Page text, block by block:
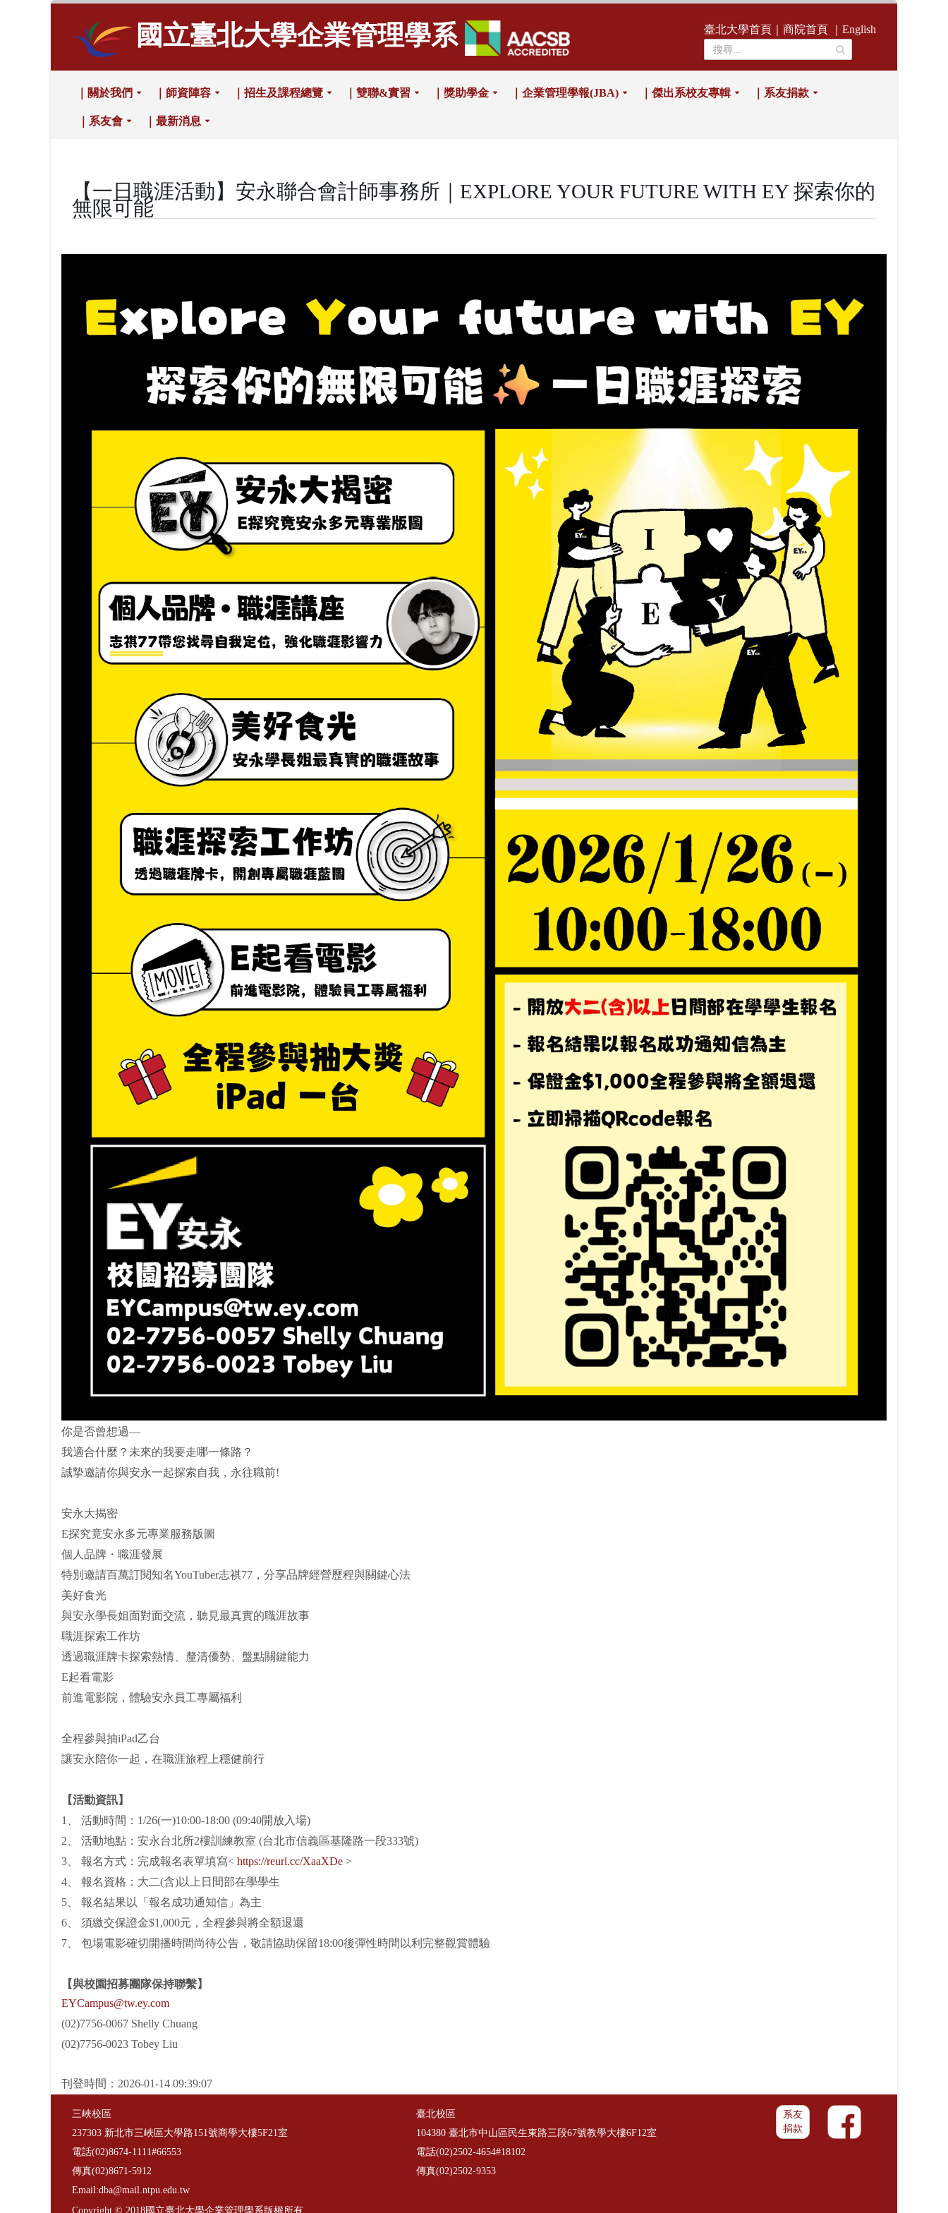
國立臺北大學企業管理學系 臺北大學首頁 商院首頁 English
｜關於我們 ｜師資陣容 ｜招生及課程總覽 ｜雙聯&實習 ｜獎助學金 ｜企業管理學報(JBA) ｜傑出系校友專輯 ｜系友捐款
｜系友會 ｜最新消息
【一日職涯活動】安永聯合會計師事務所｜EXPLORE YOUR FUTURE WITH EY 探索你的
無限可能
你是否曾想過—
我適合什麼？未來的我要走哪一條路？
誠摯邀請你與安永一起探索自我，永往職前!
安永大揭密
E探究竟安永多元專業服務版圖
個人品牌・職涯發展
特別邀請百萬訂閱知名YouTuber志祺77，分享品牌經營歷程與關鍵心法
美好食光
與安永學長姐面對面交流，聽見最真實的職涯故事
職涯探索工作坊
透過職涯牌卡探索熱情、釐清優勢、盤點關鍵能力
E起看電影
前進電影院，體驗安永員工專屬福利
全程參與抽iPad乙台
讓安永陪你一起，在職涯旅程上穩健前行
【活動資訊】
1、 活動時間：1/26(一)10:00-18:00 (09:40開放入場)
2、 活動地點：安永台北所2樓訓練教室 (台北市信義區基隆路一段333號)
3、 報名方式：完成報名表單填寫< https://reurl.cc/XaaXDe >
4、 報名資格：大二(含)以上日間部在學學生
5、 報名結果以「報名成功通知信」為主
6、 須繳交保證金$1,000元，全程參與將全額退還
7、 包場電影確切開播時間尚待公告，敬請協助保留18:00後彈性時間以利完整觀賞體驗
【與校園招募團隊保持聯繫】
EYCampus@tw.ey.com
(02)7756-0067 Shelly Chuang
(02)7756-0023 Tobey Liu
刊登時間：2026-01-14 09:39:07
三峽校區
237303 新北市三峽區大學路151號商學大樓5F21室
電話(02)8674-1111#66553
傳真(02)8671-5912
Email:dba@mail.ntpu.edu.tw
臺北校區
104380 臺北市中山區民生東路三段67號教學大樓6F12室
電話(02)2502-4654#18102
傳真(02)2502-9353
系友
捐款
Copyright © 2018國立臺北大學企業管理學系版權所有